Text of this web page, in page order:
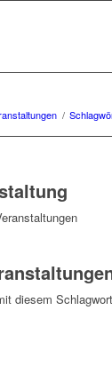
/
diesem Schlagwort